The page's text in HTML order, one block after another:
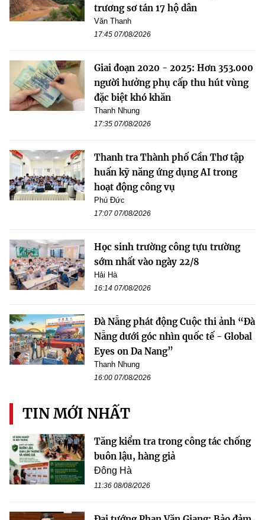
trương sơ tán 17 hộ dân
Văn Thanh
17:45 07/08/2026
Giai đoạn 2020 - 2025: Hơn 353.000
người hưởng phụ cấp thu hút vùng
đặc biệt khó khăn
Thanh Nhung
17:35 07/08/2026
Thanh tra Thành phố Cần Thơ tập
huấn kỹ năng ứng dụng AI trong
hoạt động công vụ
Phú Đức
17:07 07/08/2026
Học sinh trường công tựu trường
sớm nhất vào ngày 22/8
Hải Hà
16:14 07/08/2026
Đà Nẵng phát động Cuộc thi ảnh “Đà
Nẵng dưới góc nhìn quốc tế - Global
Eyes on Da Nang”
Thanh Nhung
16:00 07/08/2026
TIN MỚI NHẤT
Tăng kiểm tra trong công tác chống
buôn lậu, hàng giả
Đông Hà
11:36 08/08/2026